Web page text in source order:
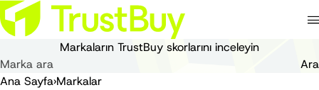
Markaların TrustBuy skorlarını inceleyin
Ara
Ana Sayfa›Markalar